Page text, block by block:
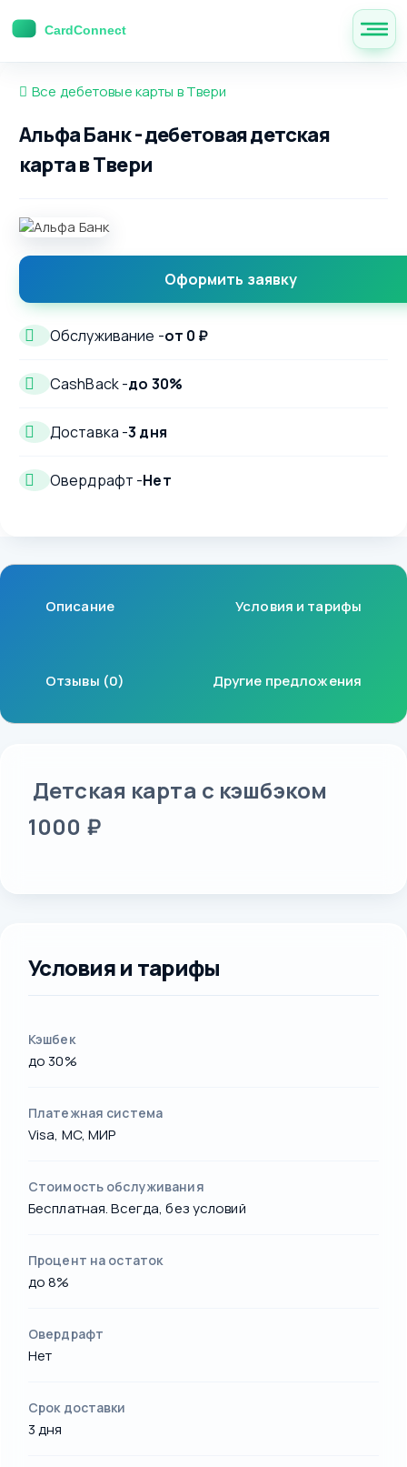
Все дебетовые карты в Твери
Альфа Банк - дебетовая детская
карта в Твери
Оформить заявку
Обслуживание -от 0 ₽
CashBack -до 30%
Доставка -3 дня
Овердрафт -Нет
Описание Условия и тарифы
Отзывы (0) Другие предложения
Детская карта с кэшбэком
1000 ₽
Условия и тарифы
Кэшбек
до 30%
Платежная система
Visa, MC, МИР
Стоимость обслуживания
Бесплатная. Всегда, без условий
Процент на остаток
до 8%
Овердрафт
Нет
Срок доставки
3 дня